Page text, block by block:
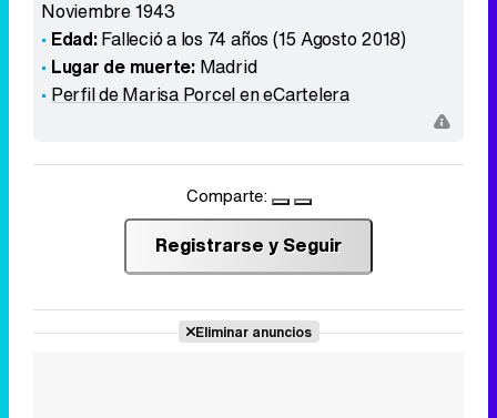
Noviembre 1943
Edad:Falleció a los 74 años (15 Agosto 2018)
Lugar de muerte: Madrid
Perfil de Marisa Porcel en eCartelera
Comparte:
Registrarse y Seguir
Eliminar anuncios